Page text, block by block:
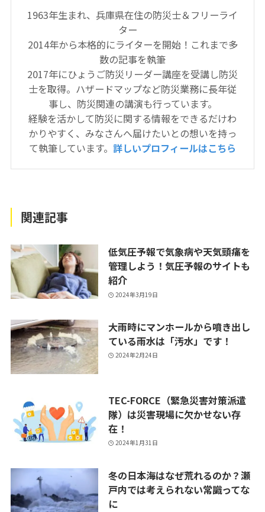
1963年生まれ、兵庫県在住の防災士＆フリーライ
ター
2014年から本格的にライターを開始！これまで多
数の記事を執筆
2017年にひょうご防災リーダー講座を受講し防災
士を取得。ハザードマップなど防災業務に長年従
事し、防災関連の講演も行っています。
経験を活かして防災に関する情報をできるだけわ
かりやすく、みなさんへ届けたいとの想いを持っ
て執筆しています。 詳しいプロフィールはこちら
関連記事
低気圧予報で気象病や天気頭痛を
管理しよう！気圧予報のサイトも
紹介
2024年3月19日
大雨時にマンホールから噴き出し
ている雨水は「汚水」です！
2024年2月24日
TEC-FORCE（緊急災害対策派遣
隊）は災害現場に欠かせない存
在！
2024年1月31日
冬の日本海はなぜ荒れるのか？瀬
戸内では考えられない常識ってな
に